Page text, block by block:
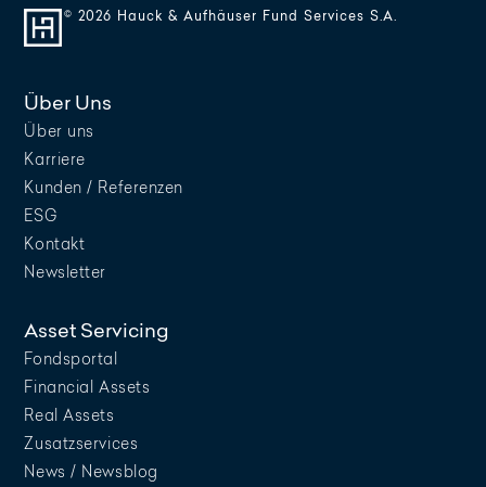
© 2026 Hauck & Aufhäuser Fund Services S.A.
Über Uns
Über uns
Karriere
Kunden / Referenzen
ESG
Kontakt
Newsletter
Asset Servicing
Fondsportal
Financial Assets
Real Assets
Zusatzservices
News / Newsblog